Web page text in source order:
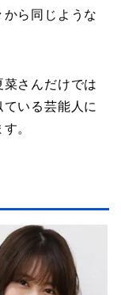
ら同じような
さんだけでは
いる芸能人に
。